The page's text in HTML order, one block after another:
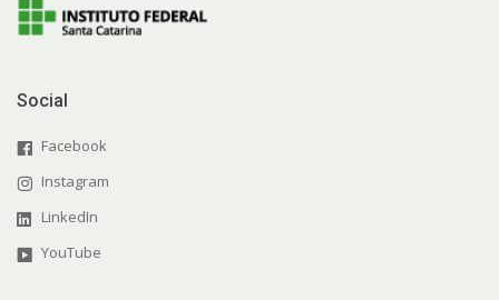
Social
Facebook
Instagram
LinkedIn
YouTube